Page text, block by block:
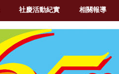
社慶活動紀實 相關報導